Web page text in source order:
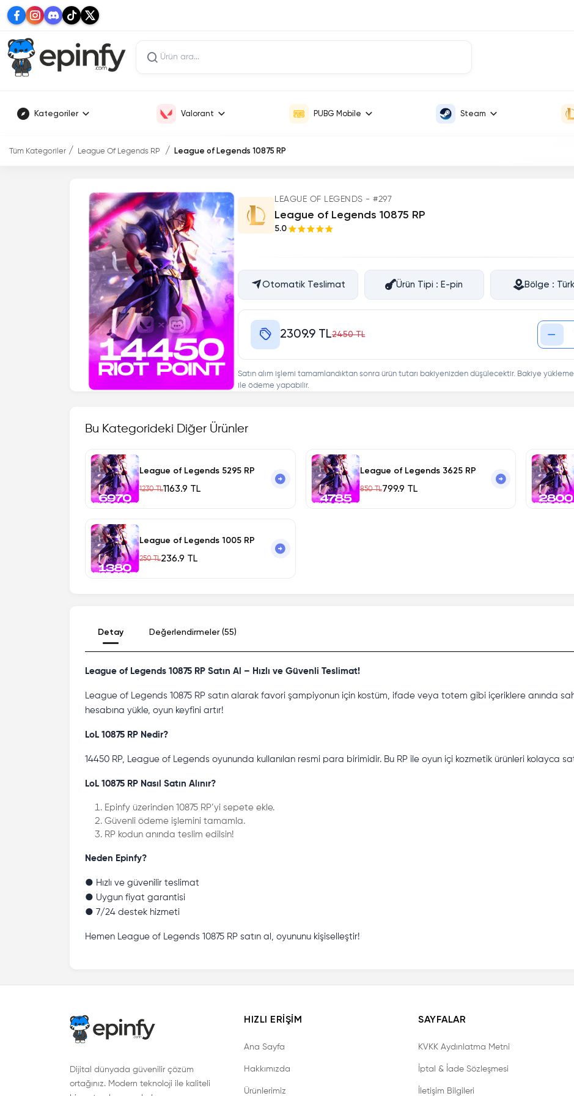
Kategoriler Valorant PUBG Mobile Steam
Tüm Kategoriler League Of Legends RP League of Legends 10875 RP
LEAGUE OF LEGENDS - #297
League of Legends 10875 RP
5.0
Otomatik Teslimat Ürün Tipi : E-pin Bölge :
2309.9 TL2450 TL
Satın alım işlemi tamamlandıktan sonra ürün tutarı bakiyenizden düşülecektir. Bakiye
ile ödeme yapabilir.
Bu Kategorideki Diğer Ürünler
League of Legends 5295 RP
1230 TL1163.9 TL
League of Legends 3625 RP
850 TL799.9 TL
League of Legends 1005 RP
250 TL236.9 TL
Detay Değerlendirmeler (55)
League of Legends 10875 RP Satın Al – Hızlı ve Güvenli Teslimat!
League of Legends 10875 RP satın alarak favori şampiyonun için kostüm, ifade veya totem gibi içeriklere anında
hesabına yükle, oyun keyfini artır!
LoL 10875 RP Nedir?
14450 RP, League of Legends oyununda kullanılan resmi para birimidir. Bu RP ile oyun içi kozmetik ürünleri kolayca
LoL 10875 RP Nasıl Satın Alınır?
Epinfy üzerinden 10875 RP’yi sepete ekle.
Güvenli ödeme işlemini tamamla.
RP kodun anında teslim edilsin!
Neden Epinfy?
● Hızlı ve güvenilir teslimat
● Uygun fiyat garantisi
● 7/24 destek hizmeti
Hemen League of Legends 10875 RP satın al, oyununu kişiselleştir!
Dijital dünyada güvenilir çözüm
ortağınız. Modern teknoloji ile kaliteli
HIZLI ERIŞIM
Ana Sayfa
Hakkımızda
Ürünlerimiz
SAYFALAR
KVKK Aydınlatma Metni
İptal & İade Sözleşmesi
İletişim Bilgileri